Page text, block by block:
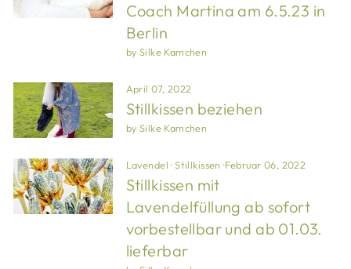
Coach Martina am 6.5.23 in
Berlin
by Silke Kamchen
April 07, 2022
Stillkissen beziehen
by Silke Kamchen
Lavendel ·Stillkissen ·Februar 06, 2022
Stillkissen mit
Lavendelfüllung ab sofort
vorbestellbar und ab 01.03.
lieferbar